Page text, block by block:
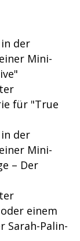
der
Mini-
für "True
der
Mini-
– Der
einem
Sarah-Palin-